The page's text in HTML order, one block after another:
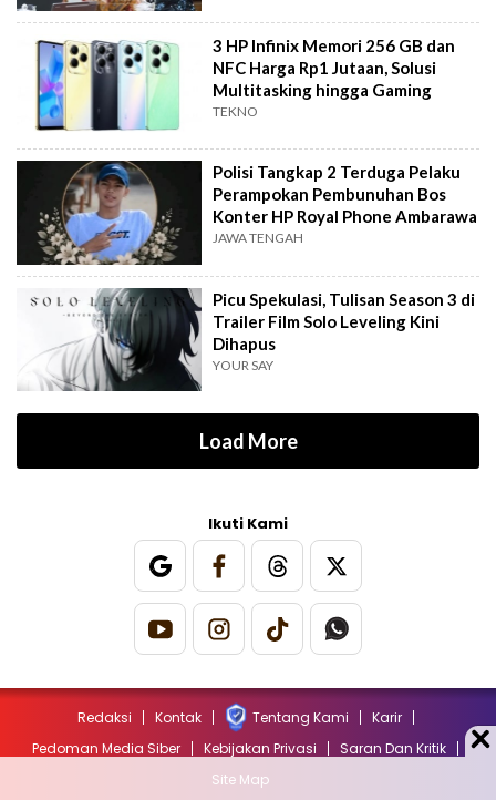
3 HP Infinix Memori 256 GB dan
NFC Harga Rp1 Jutaan, Solusi
Multitasking hingga Gaming
TEKNO
Polisi Tangkap 2 Terduga Pelaku
Perampokan Pembunuhan Bos
Konter HP Royal Phone Ambarawa
JAWA TENGAH
Picu Spekulasi, Tulisan Season 3 di
Trailer Film Solo Leveling Kini
Dihapus
YOUR SAY
Load More
Ikuti Kami
Redaksi Kontak Tentang Kami
Karir
Pedoman Media Siber
Kebijakan Privasi
Saran Dan Kritik
Site Map